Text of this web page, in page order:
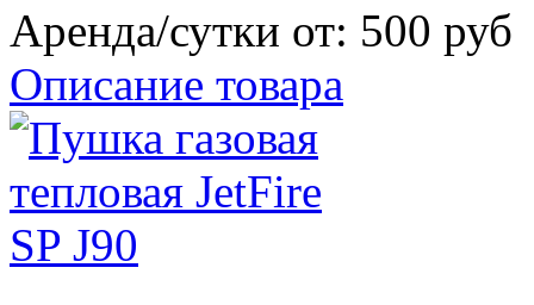
Аренда/сутки от: 500 руб
Описание товара